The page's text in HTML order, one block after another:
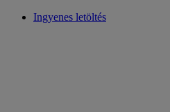
Ingyenes letöltés